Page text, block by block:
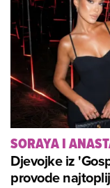
SORAYA I
Djevojke iz
provode